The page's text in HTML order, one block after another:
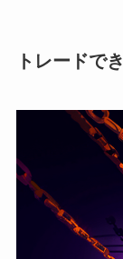
トレードで